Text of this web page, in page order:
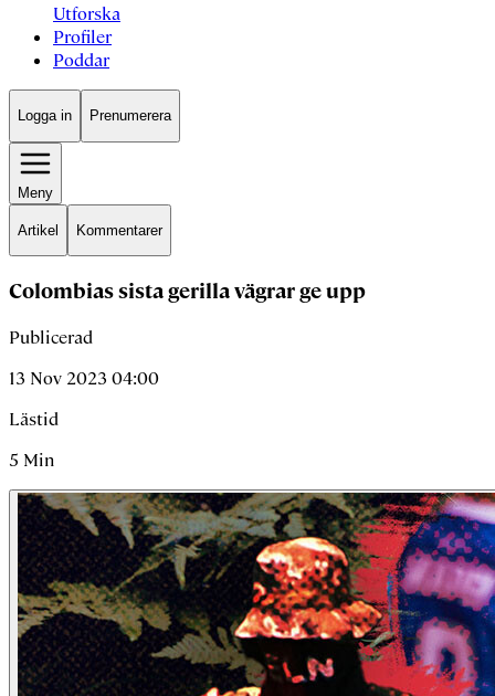
Utforska
Profiler
Poddar
Logga in Prenumerera
Meny
Artikel Kommentarer
Colombias sista gerilla vägrar ge upp
Publicerad
13 Nov 2023 04:00
Lästid
5 Min